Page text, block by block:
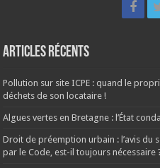
Articles récents
Pollution sur site ICPE : quand le
déchets de son locataire !
Algues vertes en Bretagne : l’État
Droit de préemption urbain : l’avis du
par le Code, est-il toujours nécessaire